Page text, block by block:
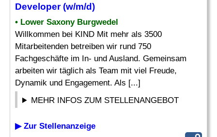
Developer (w/m/d)
• Lower Saxony Burgwedel
Willkommen bei KIND Mit mehr als 3500
Mitarbeitenden betreiben wir rund 750
Fachgeschäfte im In- und Ausland. Gemeinsam
arbeiten wir täglich als Team mit viel Freude,
Dynamik und Engagement. Als [...]
MEHR INFOS ZUM STELLENANGEBOT
▶ Zur Stellenanzeige